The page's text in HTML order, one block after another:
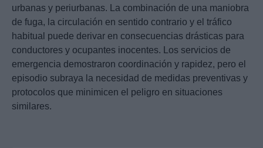
urbanas y periurbanas. La combinación de una maniobra
de fuga, la circulación en sentido contrario y el tráfico
habitual puede derivar en consecuencias drásticas para
conductores y ocupantes inocentes. Los servicios de
emergencia demostraron coordinación y rapidez, pero el
episodio subraya la necesidad de medidas preventivas y
protocolos que minimicen el peligro en situaciones
similares.